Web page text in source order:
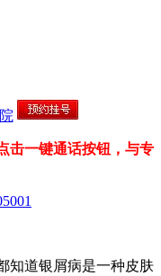
击一键通话按钮，与专
知道银屑病是一种皮肤